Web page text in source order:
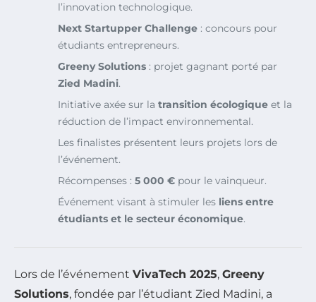
l’innovation technologique.
Next Startupper Challenge : concours pour
étudiants entrepreneurs.
Greeny Solutions : projet gagnant porté par
Zied Madini.
Initiative axée sur la transition écologique et la
réduction de l’impact environnemental.
Les finalistes présentent leurs projets lors de
l’événement.
Récompenses : 5 000 € pour le vainqueur.
Événement visant à stimuler les liens entre
étudiants et le secteur économique.
Lors de l’événement VivaTech 2025, Greeny
Solutions, fondée par l’étudiant Zied Madini, a